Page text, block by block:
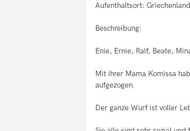
Aufenthaltsort:
Beschreibung:
Enie, Ernie, Ralf, Beate,
Mit ihrer Mama Komissa
aufgezogen.
Der ganze Wurf ist voller